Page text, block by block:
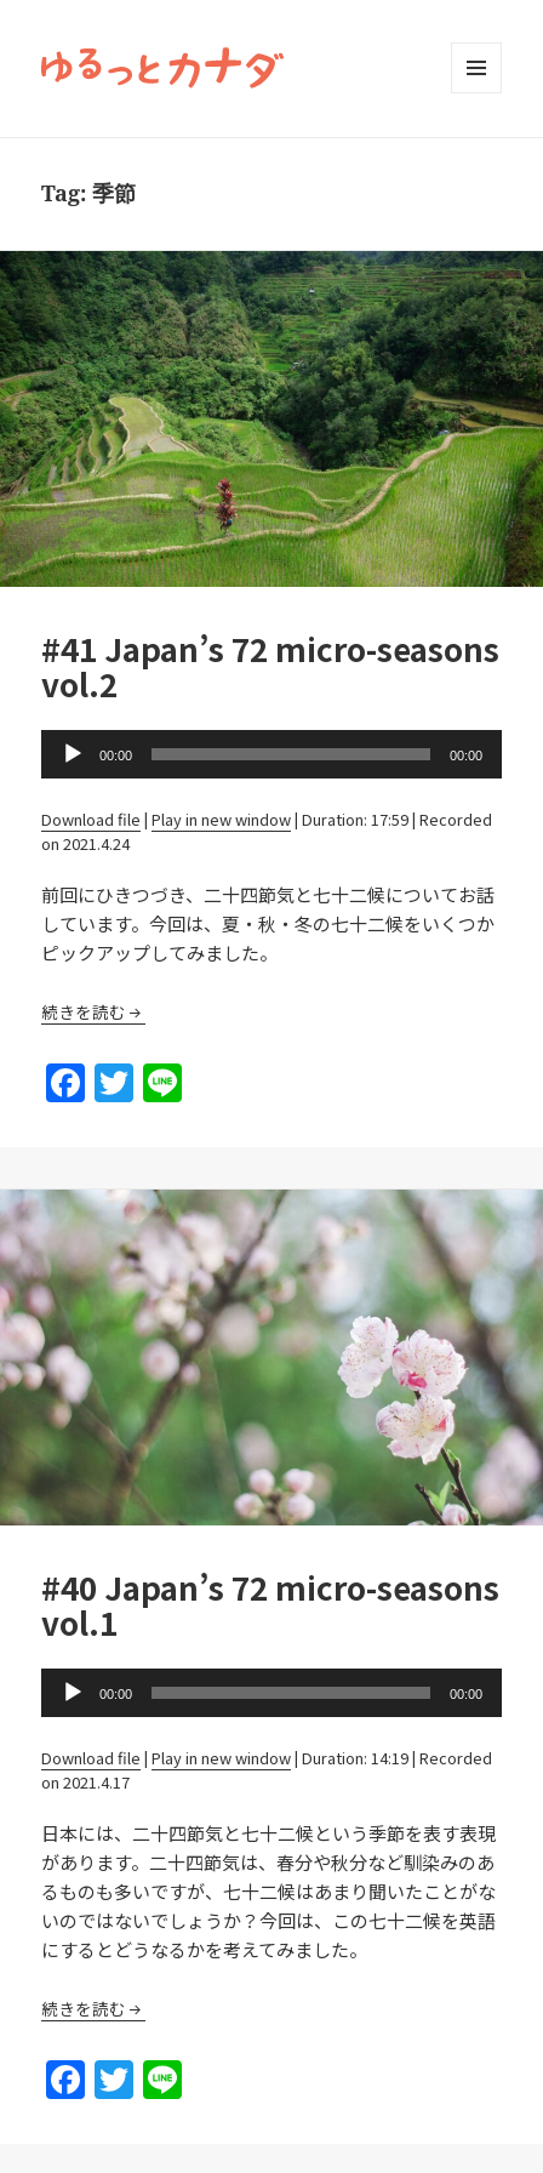
Tag:季節
#41 Japan’s 72 micro-seasons
vol.2
Audio
Player
00:00 00:00
Download file |Play in new window|Duration: 17:59|Recorded
on 2021.4.24
前回にひきつづき、二十四節気と七十二候についてお話
しています。今回は、夏・秋・冬の七十二候をいくつか
ピックアップしてみました。
続きを読む
F
a
e
b
o
o
k
T
w
er
#40 Japan’s 72 micro-seasons
vol.1
Audio
00:00 00:00
Download file |Play in new window|Duration: 14:19|Recorded
on 2021.4.17
日本には、二十四節気と七十二候という季節を表す表現
があります。二十四節気は、春分や秋分など馴染みのあ
るものも多いですが、七十二候はあまり聞いたことがな
いのではないでしょうか？今回は、この七十二候を英語
にするとどうなるかを考えてみました。
続きを読む
F T